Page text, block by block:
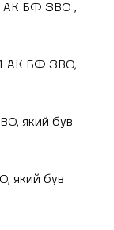
АК БФ ЗВО ,
АК БФ ЗВО,
який був
який був